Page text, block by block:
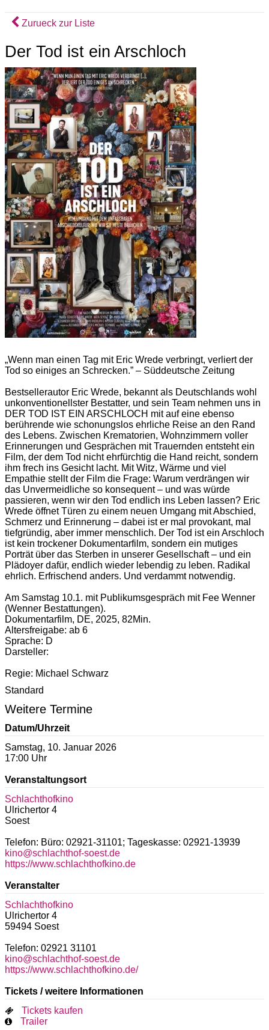
Zurueck zur Liste
Der Tod ist ein Arschloch
„Wenn man einen Tag mit Eric Wrede verbringt, verliert der
Tod so einiges an Schrecken.” – Süddeutsche Zeitung
Bestsellerautor Eric Wrede, bekannt als Deutschlands wohl
unkonventionellster Bestatter, und sein Team nehmen uns in
DER TOD IST EIN ARSCHLOCH mit auf eine ebenso
berührende wie schonungslos ehrliche Reise an den Rand
des Lebens. Zwischen Krematorien, Wohnzimmern voller
Erinnerungen und Gesprächen mit Trauernden entsteht ein
Film, der dem Tod nicht ehrfürchtig die Hand reicht, sondern
ihm frech ins Gesicht lacht. Mit Witz, Wärme und viel
Empathie stellt der Film die Frage: Warum verdrängen wir
das Unvermeidliche so konsequent – und was würde
passieren, wenn wir den Tod endlich ins Leben lassen? Eric
Wrede öffnet Türen zu einem neuen Umgang mit Abschied,
Schmerz und Erinnerung – dabei ist er mal provokant, mal
tiefgründig, aber immer menschlich. Der Tod ist ein Arschloch
ist kein trockener Dokumentarfilm, sondern ein mutiges
Porträt über das Sterben in unserer Gesellschaft – und ein
Plädoyer dafür, endlich wieder lebendig zu leben. Radikal
ehrlich. Erfrischend anders. Und verdammt notwendig.
Am Samstag 10.1. mit Publikumsgespräch mit Fee Wenner
(Wenner Bestattungen).
Dokumentarfilm, DE, 2025, 82Min.
Altersfreigabe: ab 6
Sprache: D
Darsteller:
Regie: Michael Schwarz
Standard
Weitere Termine
Datum/Uhrzeit
Samstag, 10. Januar 2026
17:00 Uhr
Veranstaltungsort
Schlachthofkino
Ulrichertor 4
Soest
Telefon: Büro: 02921-31101; Tageskasse: 02921-13939
kino@schlachthof-soest.de
https://www.schlachthofkino.de
Veranstalter
Schlachthofkino
Ulrichertor 4
59494 Soest
Telefon: 02921 31101
kino@schlachthof-soest.de
https://www.schlachthofkino.de/
Tickets / weitere Informationen
Tickets kaufen
Trailer